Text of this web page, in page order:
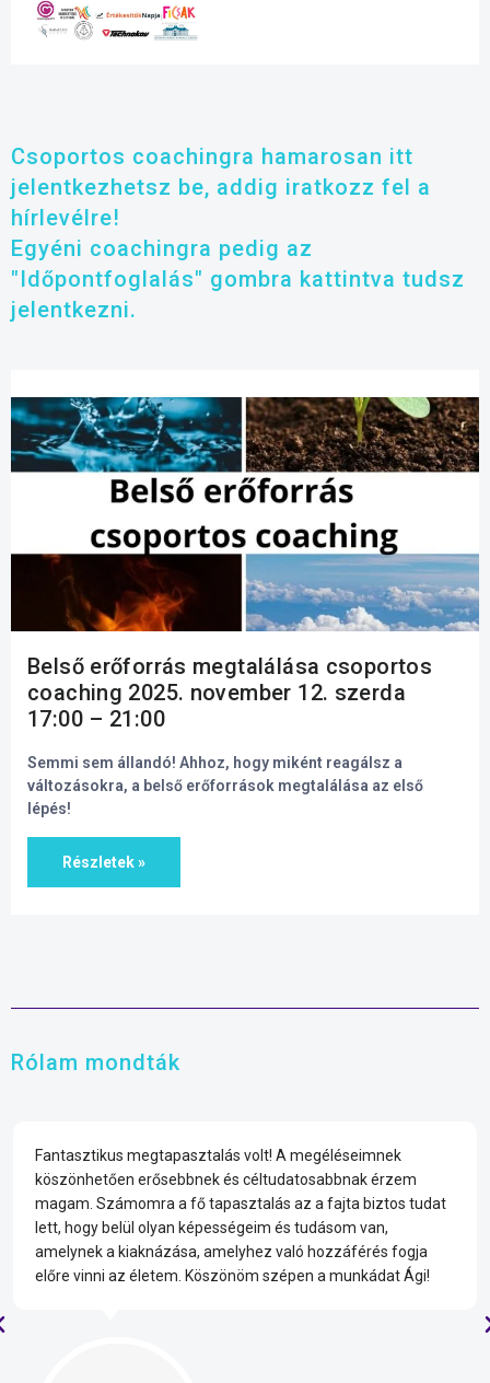
Csoportos coachingra hamarosan itt
jelentkezhetsz be, addig iratkozz fel a
hírlevélre!
Egyéni coachingra pedig az
"Időpontfoglalás" gombra kattintva tudsz
jelentkezni.
Belső erőforrás megtalálása csoportos
coaching 2025. november 12. szerda
17:00 – 21:00
Semmi sem állandó! Ahhoz, hogy miként reagálsz a
változásokra, a belső erőforrások megtalálása az első
lépés!
Részletek »
Rólam mondták
Fantasztikus megtapasztalás volt! A megéléseimnek
köszönhetően erősebbnek és céltudatosabbnak érzem
magam. Számomra a fő tapasztalás az a fajta biztos tudat
lett, hogy belül olyan képességeim és tudásom van,
amelynek a kiaknázása, amelyhez való hozzáférés fogja
előre vinni az életem. Köszönöm szépen a munkádat Ági!